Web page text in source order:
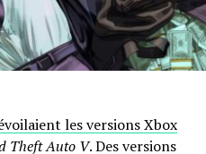
les versions Xbox
Theft Auto V.Des versions